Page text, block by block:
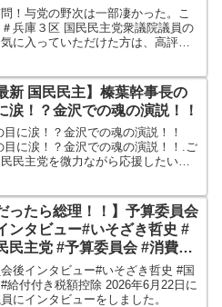
庫３区
！与党の野次は一部凄かった。こ
兵庫３区 国民民主党衆議院議員の
に入っていただけた方は、高評
新 国民民主】榛葉幹事長の
涙！？金沢での魂の演説！！
に涙！？金沢での魂の演説！！
目に涙！？金沢での魂の演説！！.ご
民主党を微力ながら応援したいと
ったら総理！！】予算委員会
ンタビュー#いそざき哲史 #
民主党 #予算委員会 #消費税
付付き税額控除
後インタビュー#いそざき哲史 #国
給付付き税額控除 2026年6月22日に
にインタビューをしました。